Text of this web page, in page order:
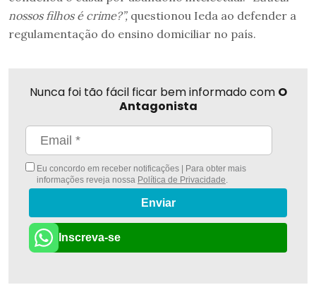
nossos filhos é crime?”, questionou Ieda ao defender a
regulamentação do ensino domiciliar no país.
Nunca foi tão fácil ficar bem informado com O
Antagonista
Eu concordo em receber notificações | Para obter mais
informações reveja nossa Política de Privacidade.
Enviar
Inscreva-se